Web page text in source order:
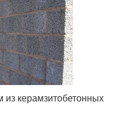
керамзитобетонных